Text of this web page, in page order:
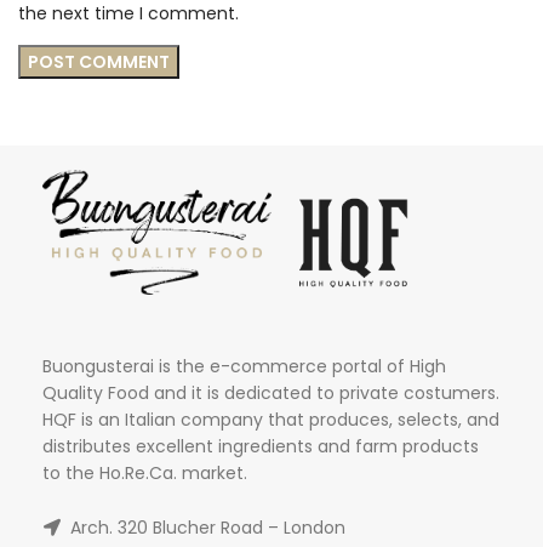
the next time I comment.
Buongusterai is the e-commerce portal of High
Quality Food and it is dedicated to private costumers.
HQF is an Italian company that produces, selects, and
distributes excellent ingredients and farm products
to the Ho.Re.Ca. market.
Arch. 320 Blucher Road – London